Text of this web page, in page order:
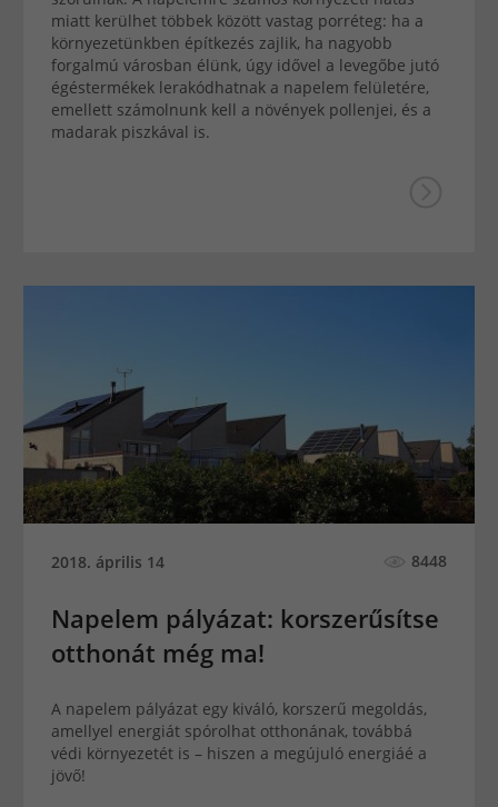
miatt kerülhet többek között vastag porréteg: ha a
környezetünkben építkezés zajlik, ha nagyobb
forgalmú városban élünk, úgy idővel a levegőbe jutó
égéstermékek lerakódhatnak a napelem felületére,
emellett számolnunk kell a növények pollenjei, és a
madarak piszkával is.
2018. április 14 8448
Napelem pályázat: korszerűsítse
otthonát még ma!
A napelem pályázat egy kiváló, korszerű megoldás,
amellyel energiát spórolhat otthonának, továbbá
védi környezetét is – hiszen a megújuló energiáé a
jövő!